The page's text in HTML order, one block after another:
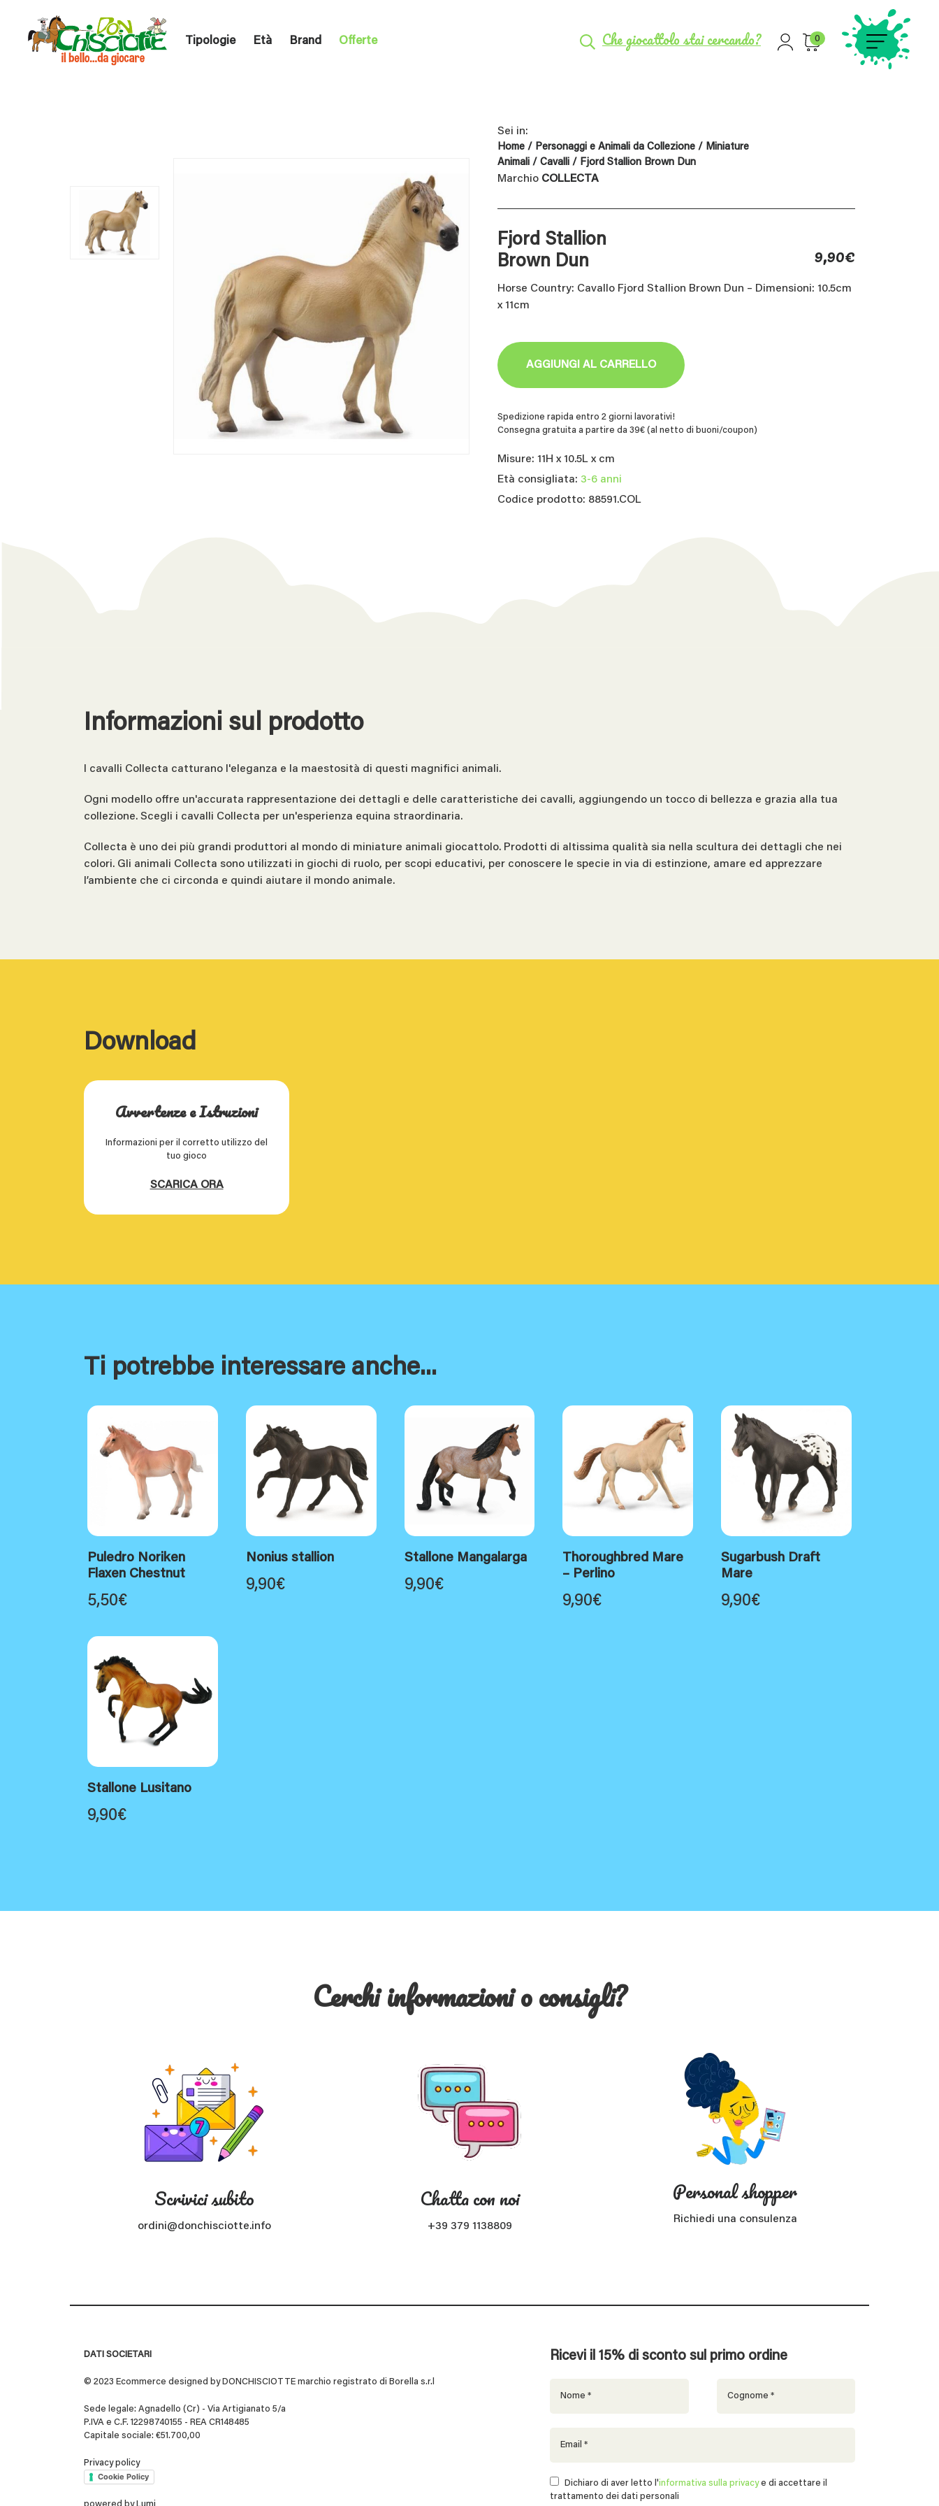
Tipologie Età Brand Offerte Che giocattolo stai cercando? 0
Sei in:
Home / Personaggi e Animali da Collezione / Miniature
Animali / Cavalli / Fjord Stallion Brown Dun
Marchio COLLECTA
Fjord Stallion
Brown Dun
9,90€
Horse Country: Cavallo Fjord Stallion Brown Dun – Dimensioni: 10.5cm
x 11cm
AGGIUNGI AL CARRELLO
Spedizione rapida entro 2 giorni lavorativi!
Consegna gratuita a partire da 39€ (al netto di buoni/coupon)
Misure: 11H x 10.5L x cm
Età consigliata: 3-6 anni
Codice prodotto: 88591.COL
Informazioni sul prodotto
I cavalli Collecta catturano l'eleganza e la maestosità di questi magnifici animali.
Ogni modello offre un'accurata rappresentazione dei dettagli e delle caratteristiche dei cavalli, aggiungendo un tocco di bellezza e grazia alla tua
collezione. Scegli i cavalli Collecta per un'esperienza equina straordinaria.
Collecta è uno dei più grandi produttori al mondo di miniature animali giocattolo. Prodotti di altissima qualità sia nella scultura dei dettagli che nei
colori. Gli animali Collecta sono utilizzati in giochi di ruolo, per scopi educativi, per conoscere le specie in via di estinzione, amare ed apprezzare
l’ambiente che ci circonda e quindi aiutare il mondo animale.
Download
Avvertenze e Istruzioni
Informazioni per il corretto utilizzo del
tuo gioco
SCARICA ORA
Ti potrebbe interessare anche...
Puledro Noriken
Flaxen Chestnut
5,50€
Nonius stallion
9,90€
Stallone Mangalarga
9,90€
Thoroughbred Mare
– Perlino
9,90€
Sugarbush Draft
Mare
9,90€
Stallone Lusitano
9,90€
Cerchi informazioni o consigli?
Scrivici subito
ordini@donchisciotte.info
Chatta con noi
+39 379 1138809
Personal shopper
Richiedi una consulenza
DATI SOCIETARI
© 2023 Ecommerce designed by DONCHISCIOTTE marchio registrato di Borella s.r.l
Sede legale: Agnadello (Cr) - Via Artigianato 5/a
P.IVA e C.F. 12298740155 - REA CR148485
Capitale sociale: €51.700,00
Privacy policy
Cookie Policy
Ricevi il 15% di sconto sul primo ordine
Dichiaro di aver letto l'informativa sulla privacye di accettare il
trattamento dei dati personali